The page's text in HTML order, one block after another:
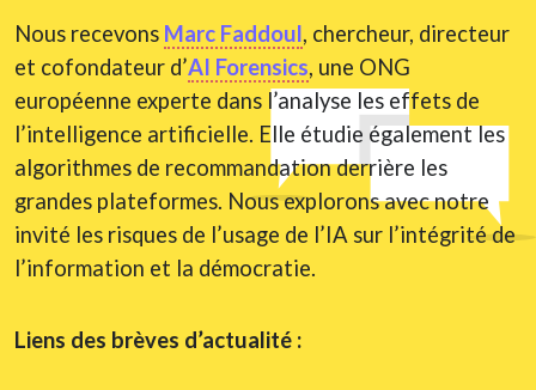
Nous recevons Marc Faddoul, chercheur, directeur
et cofondateur d’AI Forensics, une ONG
européenne experte dans l’analyse les effets de
l’intelligence artificielle. Elle étudie également les
algorithmes de recommandation derrière les
grandes plateformes. Nous explorons avec notre
invité les risques de l’usage de l’IA sur l’intégrité de
l’information et la démocratie.
Liens des brèves d’actualité :